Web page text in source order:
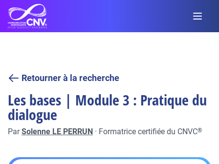
Retourner à la recherche
Les bases | Module 3 : Pratique du
dialogue
ParSolenne LE PERRUN · Formatrice certifiée du CNVC®